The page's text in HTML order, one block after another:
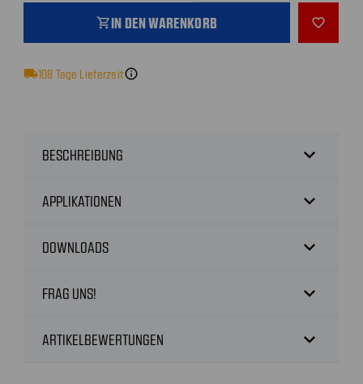
shopping_cartIN DEN WARENKORB favorite_outline
local_shipping108 Tage Lieferzeitinfo
BESCHREIBUNG expand_more
APPLIKATIONEN expand_more
DOWNLOADS expand_more
FRAG UNS! expand_more
ARTIKELBEWERTUNGEN expand_more